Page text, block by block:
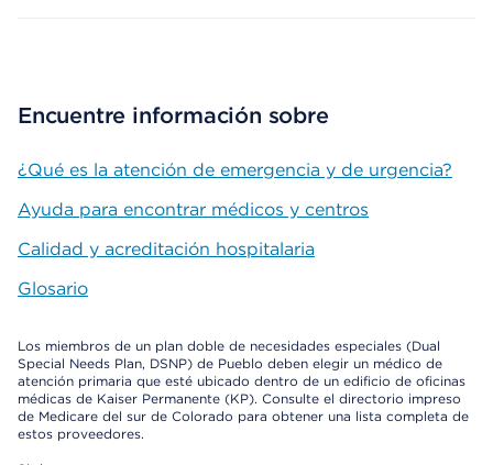
Encuentre información sobre
¿Qué es la atención de emergencia y de urgencia?
Ayuda para encontrar médicos y centros
Calidad y acreditación hospitalaria
Glosario
Los miembros de un plan doble de necesidades especiales (Dual
Special Needs Plan, DSNP) de Pueblo deben elegir un médico de
atención primaria que esté ubicado dentro de un edificio de oficinas
médicas de Kaiser Permanente (KP). Consulte el directorio impreso
de Medicare del sur de Colorado para obtener una lista completa de
estos proveedores.